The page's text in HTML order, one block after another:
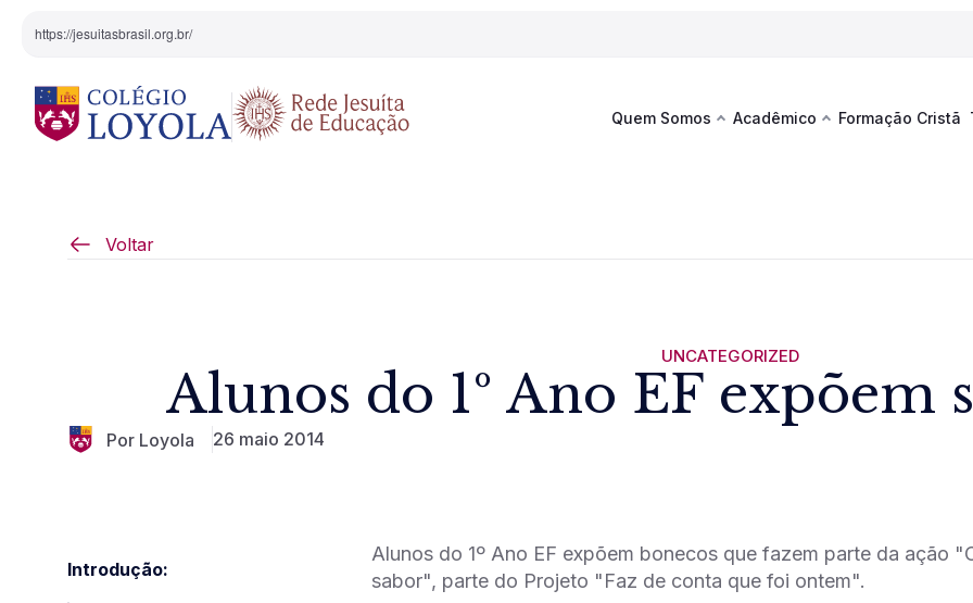
https://jesuitasbrasil.org.br/
Quem Somos
Pedagogia Inaciana Documentos Institucionais
Acadêmico Formação Cristã
Voltar
UNCATEGORIZED
Alunos do 1º Ano EF expõem
Por Loyola 26 maio 2014
Introdução:
Alunos do 1º Ano EF expõem bonecos que fazem parte da ação
sabor", parte do Projeto "Faz de conta que foi ontem".